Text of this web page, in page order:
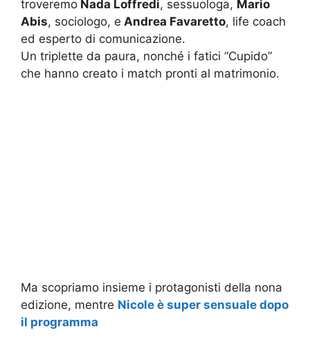
troveremo Nada Loffredi, sessuologa, Mario
Abis, sociologo, e Andrea Favaretto, life coach
ed esperto di comunicazione.
Un triplette da paura, nonché i fatici “Cupido”
che hanno creato i match pronti al matrimonio.
Ma scopriamo insieme i protagonisti della nona
edizione, mentre Nicole è super sensuale dopo
il programma